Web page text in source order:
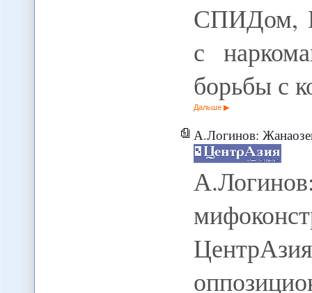
СПИДом,
с
борьбы с
Дальше
А.Логинов: